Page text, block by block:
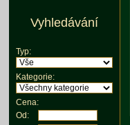
Vyhledávání
Typ:
Kategorie:
Cena:
Od: